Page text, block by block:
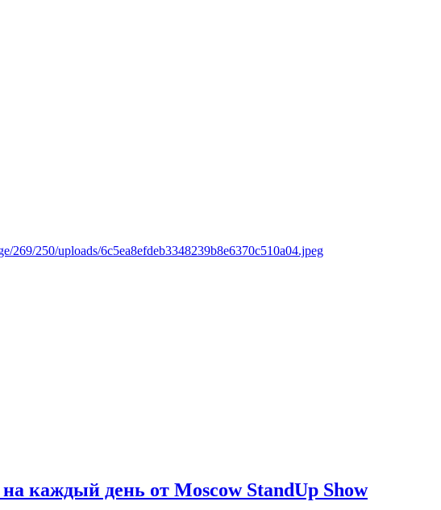
269/250/uploads/6c5ea8efdeb3348239b8e6370c510a04.jpeg
каждый день от Moscow StandUp Show